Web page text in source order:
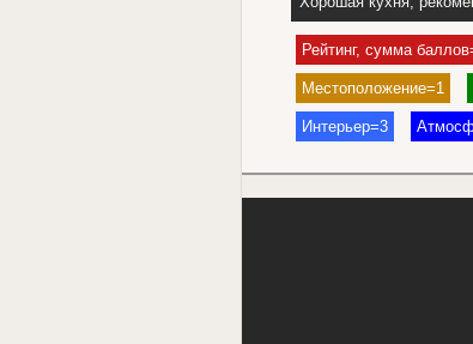
Рейтинг, сумма
Местоположение=1
Интерьер=3